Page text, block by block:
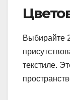
Выбирайте
текстиле.